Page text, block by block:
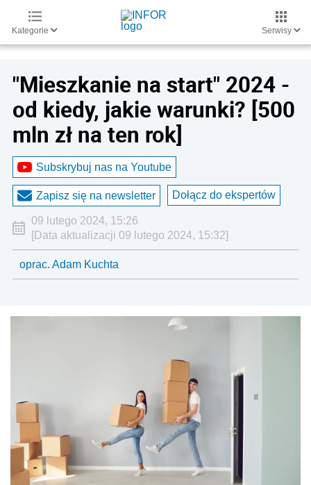
Kategorie Serwisy
"Mieszkanie na start" 2024 -
od kiedy, jakie warunki? [500
mln zł na ten rok]
Subskrybuj nas na Youtube
Zapisz się na newsletter Dołącz do ekspertów
09 lutego 2024, 15:26
[Data aktualizacji 09 lutego 2024, 15:32]
oprac. Adam Kuchta